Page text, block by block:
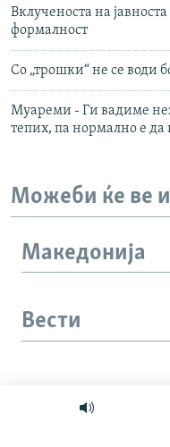
Вклученоста на
формалност
Со „трошки“ не се води
Муареми - Ги вадиме
тепих, па нормално е
Можеби ќе ве
Македонија
Вести
Интервју